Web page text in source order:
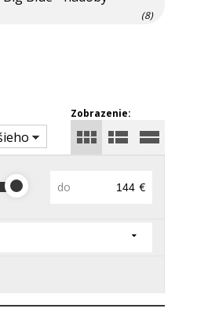
(8)
Zobrazenie:
do €